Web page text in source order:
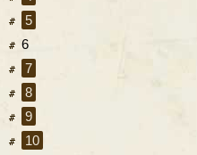
5
6
7
8
9
10